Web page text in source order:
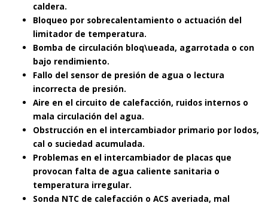
caldera.
Bloqueo por sobrecalentamiento o actuación del
limitador de temperatura.
Bomba de circulación bloq\ueada, agarrotada o con
bajo rendimiento.
Fallo del sensor de presión de agua o lectura
incorrecta de presión.
Aire en el circuito de calefacción, ruidos internos o
mala circulación del agua.
Obstrucción en el intercambiador primario por lodos,
cal o suciedad acumulada.
Problemas en el intercambiador de placas que
provocan falta de agua caliente sanitaria o
temperatura irregular.
Sonda NTC de calefacción o ACS averiada, mal